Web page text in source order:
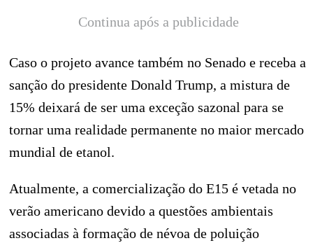
Continua após a publicidade
Caso o projeto avance também no Senado e receba a
sanção do presidente Donald Trump, a mistura de
15% deixará de ser uma exceção sazonal para se
tornar uma realidade permanente no maior mercado
mundial de etanol.
Atualmente, a comercialização do E15 é vetada no
verão americano devido a questões ambientais
associadas à formação de névoa de poluição